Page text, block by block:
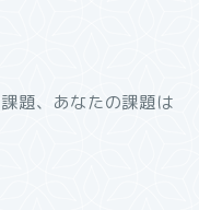
題、あなたの課題は